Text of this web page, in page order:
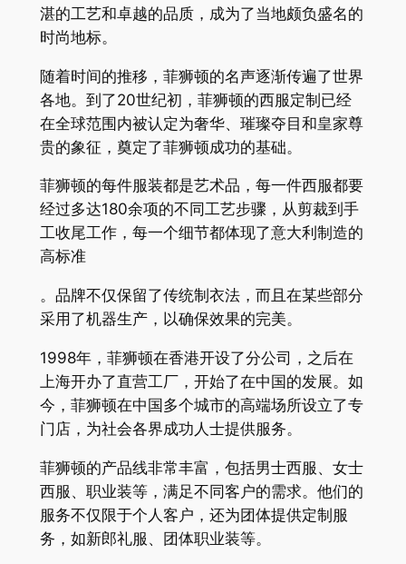
湛的工艺和卓越的品质，成为了当地颇负盛名的
时尚地标。
随着时间的推移，菲狮顿的名声逐渐传遍了世界
各地。到了20世纪初，菲狮顿的西服定制已经
在全球范围内被认定为奢华、璀璨夺目和皇家尊
贵的象征，奠定了菲狮顿成功的基础。
菲狮顿的每件服装都是艺术品，每一件西服都要
经过多达180余项的不同工艺步骤，从剪裁到手
工收尾工作，每一个细节都体现了意大利制造的
高标准
。品牌不仅保留了传统制衣法，而且在某些部分
采用了机器生产，以确保效果的完美。
1998年，菲狮顿在香港开设了分公司，之后在
上海开办了直营工厂，开始了在中国的发展。如
今，菲狮顿在中国多个城市的高端场所设立了专
门店，为社会各界成功人士提供服务。
菲狮顿的产品线非常丰富，包括男士西服、女士
西服、职业装等，满足不同客户的需求。他们的
服务不仅限于个人客户，还为团体提供定制服
务，如新郎礼服、团体职业装等。